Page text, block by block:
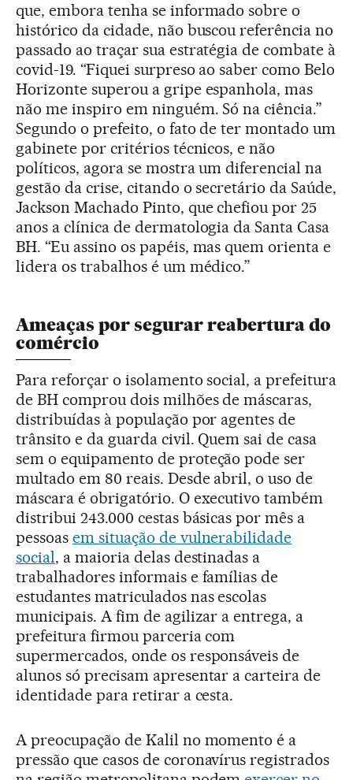
que, embora tenha se informado sobre o
histórico da cidade, não buscou referência no
passado ao traçar sua estratégia de combate à
covid-19. “Fiquei surpreso ao saber como Belo
Horizonte superou a gripe espanhola, mas
não me inspiro em ninguém. Só na ciência.”
Segundo o prefeito, o fato de ter montado um
gabinete por critérios técnicos, e não
políticos, agora se mostra um diferencial na
gestão da crise, citando o secretário da Saúde,
Jackson Machado Pinto, que chefiou por 25
anos a clínica de dermatologia da Santa Casa
BH. “Eu assino os papéis, mas quem orienta e
lidera os trabalhos é um médico.”
Ameaças por segurar reabertura do
comércio
Para reforçar o isolamento social, a prefeitura
de BH comprou dois milhões de máscaras,
distribuídas à população por agentes de
trânsito e da guarda civil. Quem sai de casa
sem o equipamento de proteção pode ser
multado em 80 reais. Desde abril, o uso de
máscara é obrigatório. O executivo também
distribui 243.000 cestas básicas por mês a
pessoas em situação de vulnerabilidade
social, a maioria delas destinadas a
trabalhadores informais e famílias de
estudantes matriculados nas escolas
municipais. A fim de agilizar a entrega, a
prefeitura firmou parceria com
supermercados, onde os responsáveis de
alunos só precisam apresentar a carteira de
identidade para retirar a cesta.
A preocupação de Kalil no momento é a
pressão que casos de coronavírus registrados